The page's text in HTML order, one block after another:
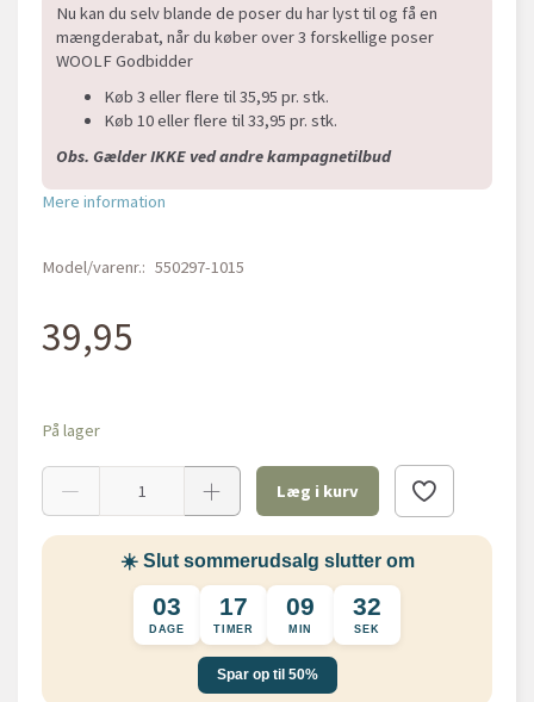
Nu kan du selv blande de poser du har lyst til og få en
mængderabat, når du køber over 3 forskellige poser
WOOLF Godbidder
Køb 3 eller flere til 35,95 pr. stk.
Køb 10 eller flere til 33,95 pr. stk.
Obs. Gælder IKKE ved andre kampagnetilbud
Mere information
Model/varenr.: 550297-1015
39,95
På lager
Læg i kurv
☀️ Slut sommerudsalg slutter om
03
DAGE
17
TIMER
09
MIN
32
SEK
Spar op til 50%